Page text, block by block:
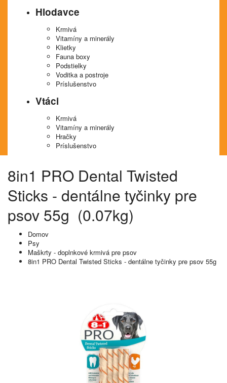
Hlodavce
Krmivá
Vitamíny a minerály
Klietky
Fauna boxy
Podstielky
Voditka a postroje
Príslušenstvo
Vtáci
Krmivá
Vitamíny a minerály
Hračky
Príslušenstvo
8in1 PRO Dental Twisted
Sticks - dentálne tyčinky pre
psov 55g (0.07kg)
Domov
Psy
Maškrty - doplnkové krmivá pre psov
8in1 PRO Dental Twisted Sticks - dentálne tyčinky pre psov 55g